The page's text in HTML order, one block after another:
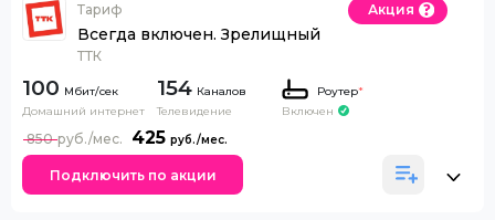
Тариф
Всегда включен. Зрелищный
ТТК
Акция
100
Домашний интернет
154 Каналов
Телевидение
Роутер*
Включен
425
850
Подключить по акции